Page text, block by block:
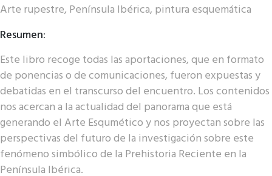
Fondos documentales
Arte rupestre, Península Ibérica, pintura esquemática
Resumen:
Este libro recoge todas las aportaciones, que en formato
de ponencias o de comunicaciones, fueron expuestas y
debatidas en el transcurso del encuentro. Los contenidos
nos acercan a la actualidad del panorama que está
generando el Arte Esqumético y nos proyectan sobre las
perspectivas del futuro de la investigación sobre este
fenómeno simbólico de la Prehistoria Reciente en la
Península Ibérica.